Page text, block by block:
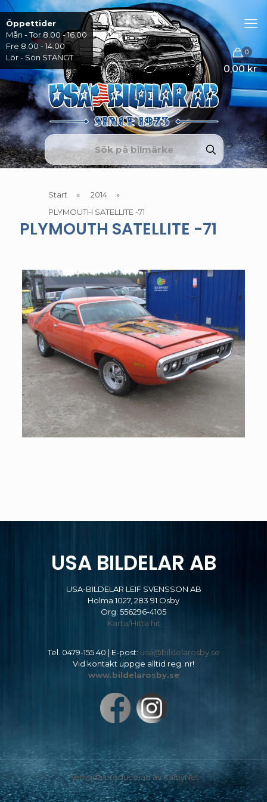
0
0,00 kr
Öppettider
Mån - Tor 8.00 - 16.00
Fre 8.00 - 14.00
Lör - Sön STÄNGT
Start » 2014
»
PLYMOUTH SATELLITE -71
PLYMOUTH SATELLITE -71
USA BILDELAR AB
USA-BILDELAR LEIF SVENSSON AB
Holma 1027, 283 91 Osby
Org: 556296-4105
Karta/Hitta hit
Tel. 0479-155 40 | E-post: usa@bildelarosby.se
Vid kontakt uppge alltid reg. nr!
www.bildelarosby.se
Hemsida producerad av KalbyNet